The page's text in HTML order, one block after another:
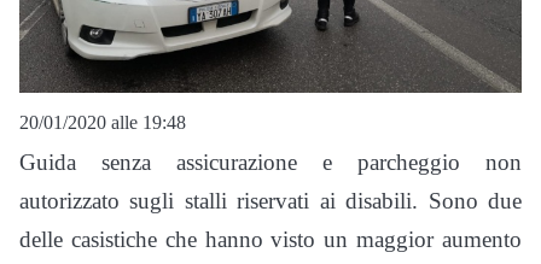
20/01/2020 alle 19:48
Guida senza assicurazione e parcheggio non
autorizzato sugli stalli riservati ai disabili. Sono due
delle casistiche che hanno visto un maggior aumento